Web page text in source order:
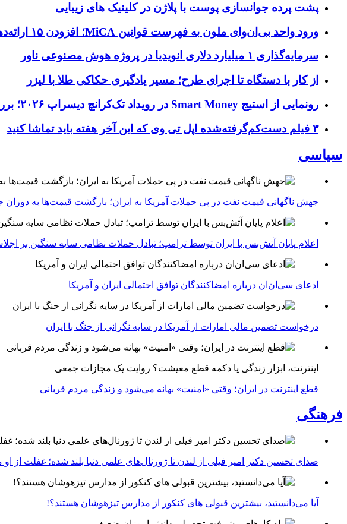
پشت پرده جوانسازی پوست با پلاژن در کلینیک های زیبایی
ورود واحد بی‌ان‌وای ملون به فهرست قوانین MiCA؛ افزودن ۱۵ ارائه‌دهنده جدید توسط نهاد نظارتی اروپا
سرمایه‌گذاری ۱ میلیارد دلاری انویدیا در پروژه هوش مصنوعی ناور
از کار با دستگاه تا اجرای طرح؛ مسیر یادگیری حکاکی طلا با لیزر
رونمایی از استیج Smart Money در رویداد تک‌کرانچ دیسراپ ۲۰۲۶؛ بررسی آینده فین‌تک، پرداخت‌ ها و هوش مصنوعی
۳ فیلم دست‌کم‌گرفته‌شده اپل تی وی که این آخر هفته باید تماشا کنید
سیاسی
جهش ناگهانی قیمت نفت در پی حملات آمریکا به ایران؛ بازگشت قیمت‌ها به دوران
اعلام پایان آتش‌بس با ایران توسط ترامپ؛ تبادل حملات نظامی سایه سنگین بر
ادعای سی‌ان‌ان درباره امضاکنندگان توافق احتمالی ایران و آمریکا
درخواست تضمین مالی امارات از آمریکا در سایه نگرانی از جنگ با ایران
اینترنت، ابزار زندگی یا دکمه قطع معیشت؟ روایت یک مجازات جمعی
قطع اینترنت در ایران؛ وقتی «امنیت» بهانه می‌شود و زندگی مردم قربانی
فرهنگی
صدای تحسین دکتر امیر فیلی از لندن تا ژورنال‌های علمی دنیا بلند شده؛ غفلت از او
آیا می‌دانستید، بیشترین قبولی های کنکور از مدارس تیزهوشان هستند؟!